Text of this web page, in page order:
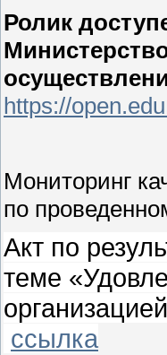
Ролик
https://
Мониторинг
по
Акт по
теме
ссылка